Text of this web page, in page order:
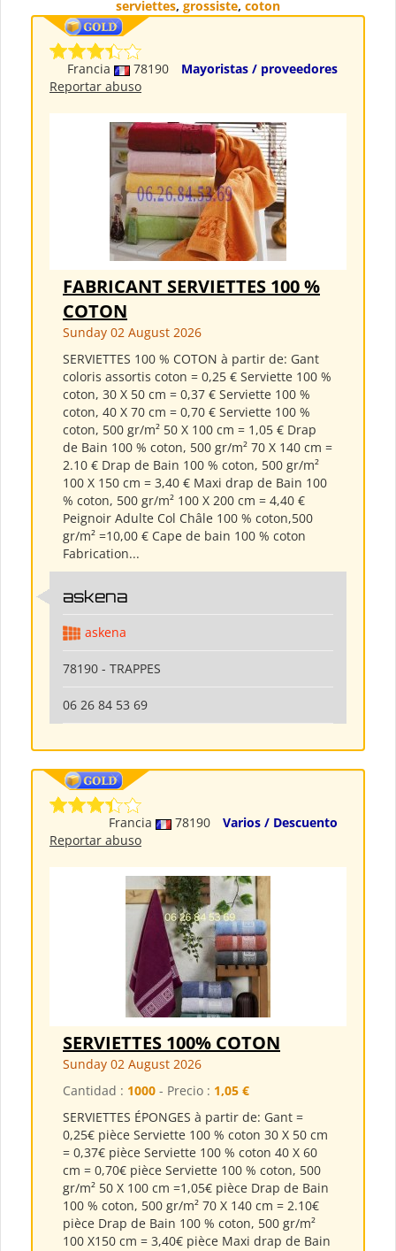
serviettes, grossiste, coton
Francia 78190
Mayoristas / proveedores
Reportar abuso
FABRICANT SERVIETTES 100 %
COTON
Sunday 02 August 2026
SERVIETTES 100 % COTON à partir de: Gant
coloris assortis coton = 0,25 € Serviette 100 %
coton, 30 X 50 cm = 0,37 € Serviette 100 %
coton, 40 X 70 cm = 0,70 € Serviette 100 %
coton, 500 gr/m² 50 X 100 cm = 1,05 € Drap
de Bain 100 % coton, 500 gr/m² 70 X 140 cm =
2.10 € Drap de Bain 100 % coton, 500 gr/m²
100 X 150 cm = 3,40 € Maxi drap de Bain 100
% coton, 500 gr/m² 100 X 200 cm = 4,40 €
Peignoir Adulte Col Châle 100 % coton,500
gr/m² =10,00 € Cape de bain 100 % coton
Fabrication...
askena
askena
78190 - TRAPPES
06 26 84 53 69
Francia 78190
Varios / Descuento
Reportar abuso
SERVIETTES 100% COTON
Sunday 02 August 2026
Cantidad : 1000 - Precio : 1,05 €
SERVIETTES ÉPONGES à partir de: Gant =
0,25€ pièce Serviette 100 % coton 30 X 50 cm
= 0,37€ pièce Serviette 100 % coton 40 X 60
cm = 0,70€ pièce Serviette 100 % coton, 500
gr/m² 50 X 100 cm =1,05€ pièce Drap de Bain
100 % coton, 500 gr/m² 70 X 140 cm = 2.10€
pièce Drap de Bain 100 % coton, 500 gr/m²
100 X150 cm = 3,40€ pièce Maxi drap de Bain